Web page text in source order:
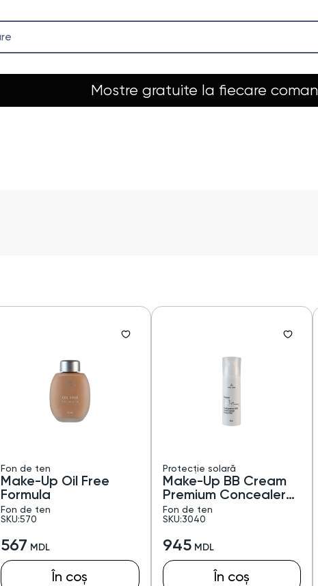
Mostre gratuite la fiecare
Fon de ten
Make-Up Oil Free
Formula
Fon de ten
SKU:570
567
În coș
Protecție solară
Make-Up BB Cream
Premium Concealer
SPF30
Fon de ten
SKU:3040
945
În coș